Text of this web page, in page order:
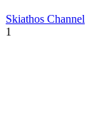
Skiathos Channel
1